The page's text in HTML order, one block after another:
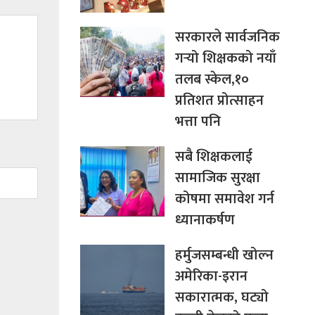
सरकारले सार्वजनिक
गर्‍यो शिक्षकको नयाँ
तलब स्केल,१०
प्रतिशत प्रोत्साहन
भत्ता पनि
सबै शिक्षकलाई
सामाजिक सुरक्षा
कोषमा समावेश गर्न
ध्यानाकर्षण
हर्मुजसम्बन्धी खोल्न
अमेरिका-इरान
सकारात्मक, घट्यो